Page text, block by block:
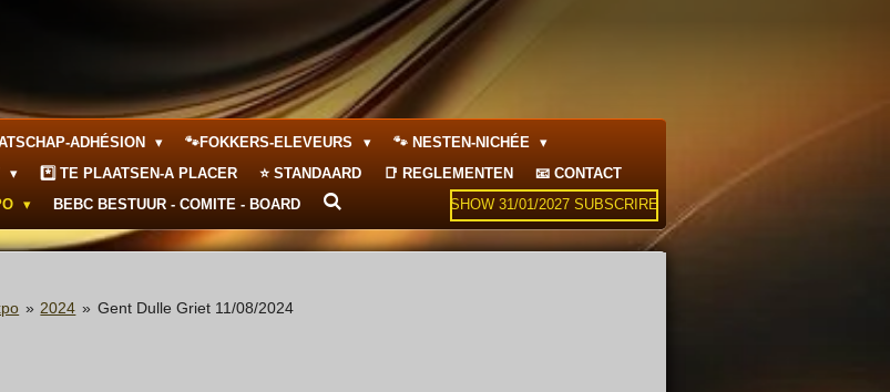
ADHÉSION 🐾FOKKERS-ELEVEURS
🐾 NESTEN-NICHÉE
*️⃣ TE PLAATSEN-A PLACER ⭐ STANDAARD 📑 REGLEMENTEN
📧 CONTACT
BEBC BESTUUR - COMITE - BOARD SHOW 31/01/2027 SUBSCRIRE
» 2024 » Gent Dulle Griet 11/08/2024